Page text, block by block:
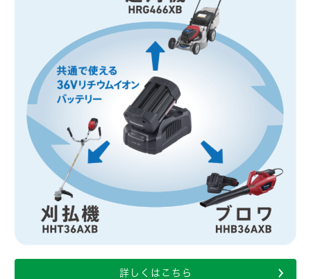
詳しくはこちら